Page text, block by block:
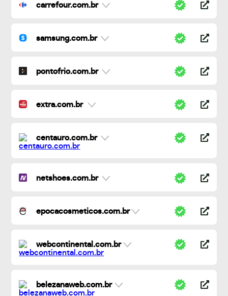
carrefour.com.br
samsung.com.br
pontofrio.com.br
extra.com.br
centauro.com.br
netshoes.com.br
epocacosmeticos.com.br
webcontinental.com.br
belezanaweb.com.br